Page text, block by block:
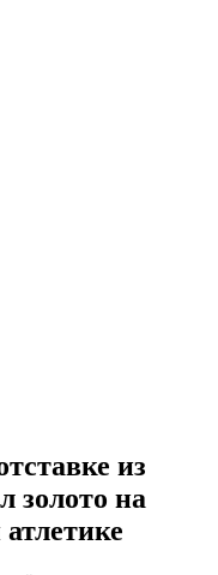
из
золото на